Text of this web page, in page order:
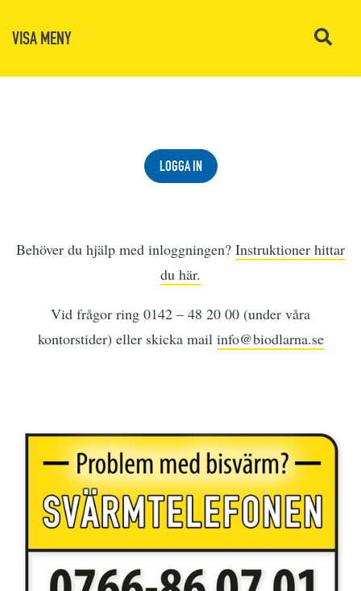
VISA MENY
LOGGA IN
Behöver du hjälp med inloggningen? Instruktioner hittar
du här.
Vid frågor ring 0142 – 48 20 00 (under våra
kontorstider) eller skicka mail info@biodlarna.se